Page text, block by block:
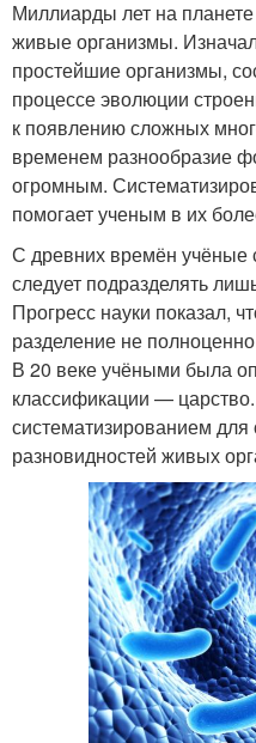
Миллиарды лет на
живые организмы.
простейшие организмы,
процессе эволюции
к появлению сложных
временем разнообразие
огромным.
помогает ученым в их
С древних времён учёные
следует подразделять
Прогресс науки показал,
разделение не
В 20 веке учёными была
классификации —
систематизированием
разновидностей живых